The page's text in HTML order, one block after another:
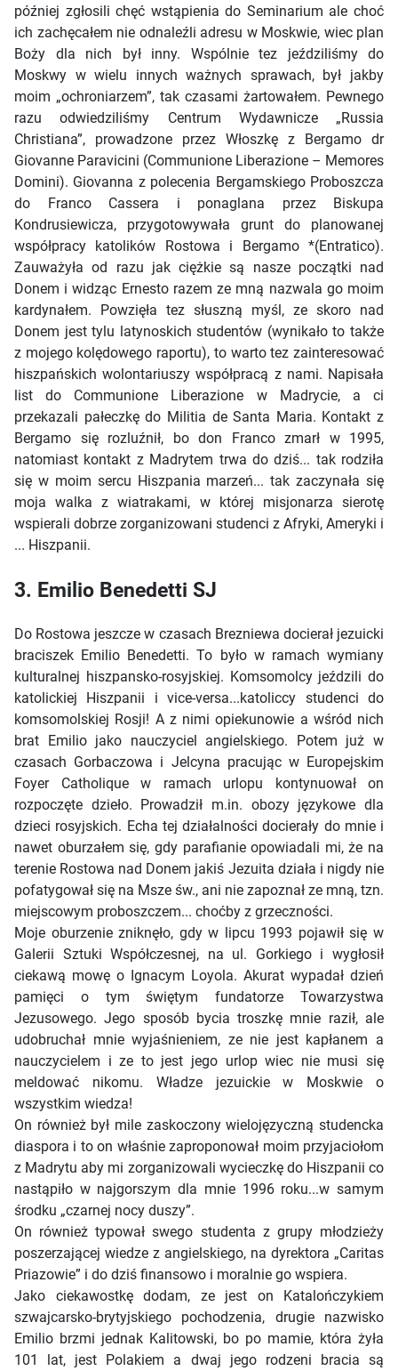
później zgłosili chęć wstąpienia do Seminarium ale choć
ich zachęcałem nie odnaleźli adresu w Moskwie, wiec plan
Boży dla nich był inny. Wspólnie tez jeździliśmy do
Moskwy w wielu innych ważnych sprawach, był jakby
moim „ochroniarzem”, tak czasami żartowałem. Pewnego
razu odwiedziliśmy Centrum Wydawnicze „Russia
Christiana”, prowadzone przez Włoszkę z Bergamo dr
Giovanne Paravicini (Communione Liberazione – Memores
Domini). Giovanna z polecenia Bergamskiego Proboszcza
do Franco Cassera i ponaglana przez Biskupa
Kondrusiewicza, przygotowywała grunt do planowanej
współpracy katolików Rostowa i Bergamo *(Entratico).
Zauważyła od razu jak ciężkie są nasze początki nad
Donem i widząc Ernesto razem ze mną nazwala go moim
kardynałem. Powzięła tez słuszną myśl, ze skoro nad
Donem jest tylu latynoskich studentów (wynikało to także
z mojego kolędowego raportu), to warto tez zainteresować
hiszpańskich wolontariuszy współpracą z nami. Napisała
list do Communione Liberazione w Madrycie, a ci
przekazali pałeczkę do Militia de Santa Maria. Kontakt z
Bergamo się rozluźnił, bo don Franco zmarł w 1995,
natomiast kontakt z Madrytem trwa do dziś... tak rodziła
się w moim sercu Hiszpania marzeń... tak zaczynała się
moja walka z wiatrakami, w której misjonarza sierotę
wspierali dobrze zorganizowani studenci z Afryki, Ameryki i
... Hiszpanii.
3. Emilio Benedetti SJ
Do Rostowa jeszcze w czasach Brezniewa docierał jezuicki
braciszek Emilio Benedetti. To było w ramach wymiany
kulturalnej hiszpansko-rosyjskiej. Komsomolcy jeździli do
katolickiej Hiszpanii i vice-versa...katoliccy studenci do
komsomolskiej Rosji! A z nimi opiekunowie a wśród nich
brat Emilio jako nauczyciel angielskiego. Potem już w
czasach Gorbaczowa i Jelcyna pracując w Europejskim
Foyer Catholique w ramach urlopu kontynuował on
rozpoczęte dzieło. Prowadził m.in. obozy językowe dla
dzieci rosyjskich. Echa tej działalności docierały do mnie i
nawet oburzałem się, gdy parafianie opowiadali mi, że na
terenie Rostowa nad Donem jakiś Jezuita działa i nigdy nie
pofatygował się na Msze św., ani nie zapoznał ze mną, tzn.
miejscowym proboszczem... choćby z grzeczności.
Moje oburzenie zniknęło, gdy w lipcu 1993 pojawił się w
Galerii Sztuki Współczesnej, na ul. Gorkiego i wygłosił
ciekawą mowę o Ignacym Loyola. Akurat wypadał dzień
pamięci o tym świętym fundatorze Towarzystwa
Jezusowego. Jego sposób bycia troszkę mnie raził, ale
udobruchał mnie wyjaśnieniem, ze nie jest kapłanem a
nauczycielem i ze to jest jego urlop wiec nie musi się
meldować nikomu. Władze jezuickie w Moskwie o
wszystkim wiedza!
On również był mile zaskoczony wielojęzyczną studencka
diaspora i to on właśnie zaproponował moim przyjaciołom
z Madrytu aby mi zorganizowali wycieczkę do Hiszpanii co
nastąpiło w najgorszym dla mnie 1996 roku...w samym
środku „czarnej nocy duszy”.
On również typował swego studenta z grupy młodzieży
poszerzającej wiedze z angielskiego, na dyrektora „Caritas
Priazowie” i do dziś finansowo i moralnie go wspiera.
Jako ciekawostkę dodam, ze jest on Katalończykiem
szwajcarsko-brytyjskiego pochodzenia, drugie nazwisko
Emilio brzmi jednak Kalitowski, bo po mamie, która żyła
101 lat, jest Polakiem a dwaj jego rodzeni bracia są